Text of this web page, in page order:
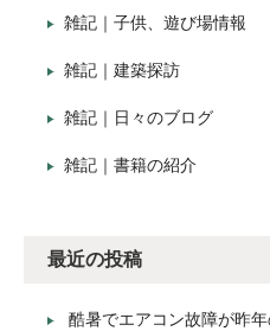
雑記｜子供、遊び場情報
雑記｜建築探訪
雑記｜日々のブログ
雑記｜書籍の紹介
最近の投稿
酷暑でエアコン故障が昨